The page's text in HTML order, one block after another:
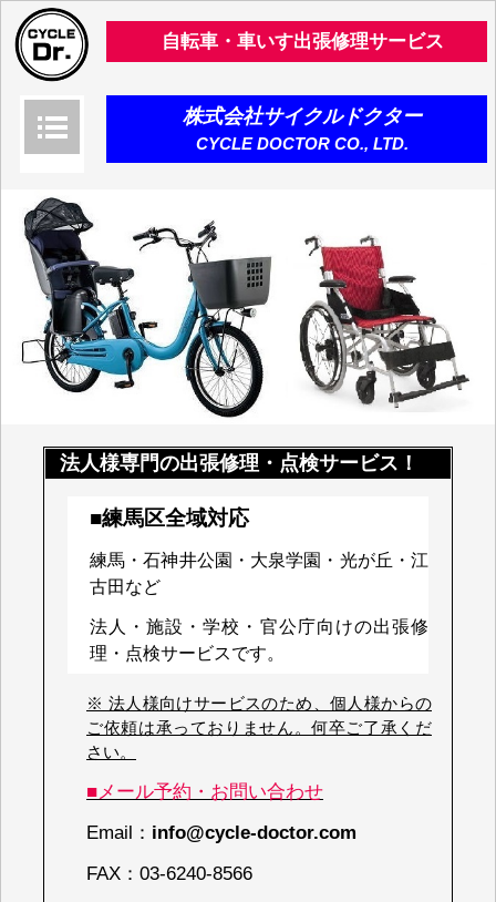
自転車・車いす出張修理サービス
株式会社サイクルドクター
CYCLE DOCTOR CO., LTD.
法人様専門の出張修理・点検サービス！
■練馬区全域対応
練馬・石神井公園・大泉学園・光が丘・江
古田など
法人・施設・学校・官公庁向けの出張修
理・点検サービスです。
※ 法人様向けサービスのため、個人様からの
ご依頼は承っておりません。何卒ご了承くだ
さい。
■メール予約・お問い合わせ
Email： info@cycle-doctor.com
FAX： 03-6240-8566